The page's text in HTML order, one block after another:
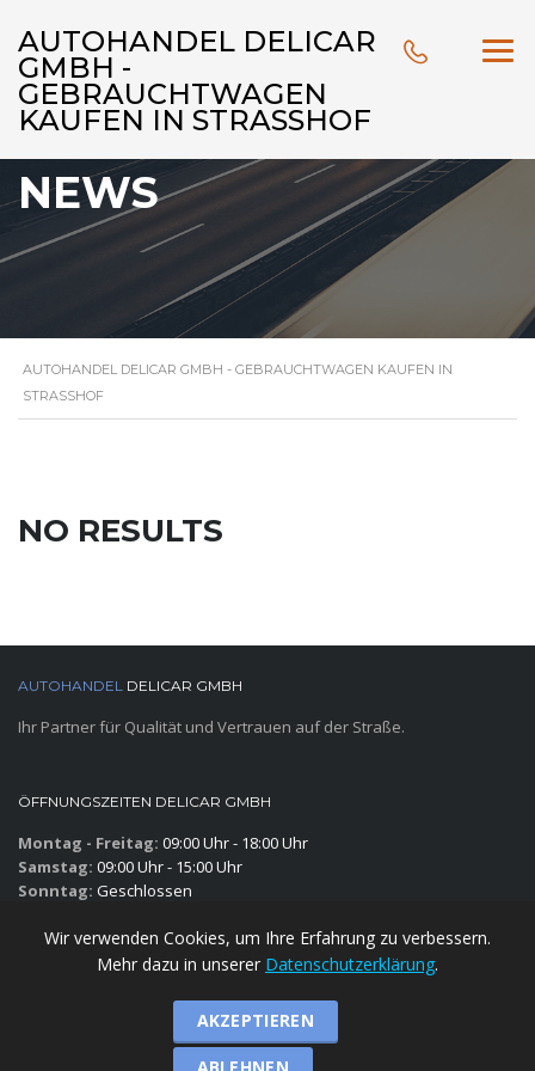
AUTOHANDEL DELICAR
GMBH -
GEBRAUCHTWAGEN
KAUFEN IN STRASSHOF
NEWS
AUTOHANDEL DELICAR GMBH - GEBRAUCHTWAGEN KAUFEN IN
STRASSHOF
NO RESULTS
AUTOHANDEL DELICAR GMBH
Ihr Partner für Qualität und Vertrauen auf der Straße.
ÖFFNUNGSZEITEN DELICAR GMBH
Montag - Freitag: 09:00 Uhr - 18:00 Uhr
Samstag: 09:00 Uhr - 15:00 Uhr
Sonntag: Geschlossen
ÖFFNUNGSZEITEN DER WERKSTATT
09:00 Uhr - 15:00 Uhr
Geschlossen
Wir verwenden Cookies, um Ihre Erfahrung zu verbessern.
Mehr dazu in unserer Datenschutzerklärung.
AKZEPTIEREN